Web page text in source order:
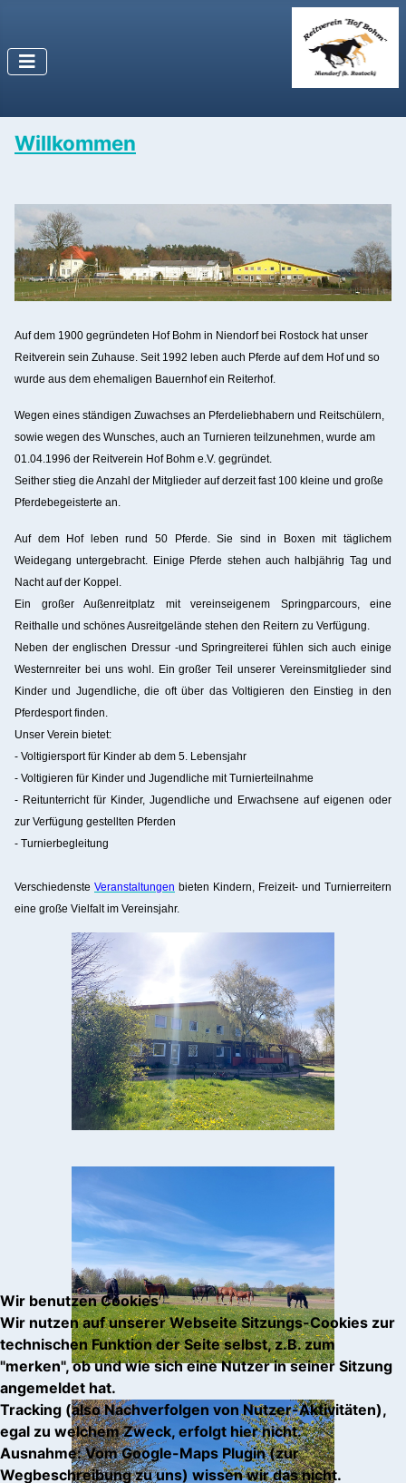
Willkommen
Auf dem 1900 gegründeten Hof Bohm in Niendorf bei Rostock hat unser
Reitverein sein Zuhause. Seit 1992 leben auch Pferde auf dem Hof und so
wurde aus dem ehemaligen Bauernhof ein Reiterhof.
Wegen eines ständigen Zuwachses an Pferdeliebhabern und Reitschülern,
sowie wegen des Wunsches, auch an Turnieren teilzunehmen, wurde am
01.04.1996 der Reitverein Hof Bohm e.V. gegründet.
Seither stieg die Anzahl der Mitglieder auf derzeit fast 100 kleine und große
Pferdebegeisterte an.
Auf dem Hof leben rund 50 Pferde. Sie sind in Boxen mit täglichem
Weidegang untergebracht. Einige Pferde stehen auch halbjährig Tag und
Nacht auf der Koppel.
Ein großer Außenreitplatz mit vereinseigenem Springparcours, eine
Reithalle und schönes Ausreitgelände stehen den Reitern zu Verfügung.
Neben der englischen Dressur -und Springreiterei fühlen sich auch einige
Westernreiter bei uns wohl. Ein großer Teil unserer Vereinsmitglieder sind
Kinder und Jugendliche, die oft über das Voltigieren den Einstieg in den
Pferdesport finden.
Unser Verein bietet:
- Voltigiersport für Kinder ab dem 5. Lebensjahr
- Voltigieren für Kinder und Jugendliche mit Turnierteilnahme
- Reitunterricht für Kinder, Jugendliche und Erwachsene auf eigenen oder
zur Verfügung gestellten Pferden
- Turnierbegleitung
Verschiedenste Veranstaltungen bieten Kindern, Freizeit- und Turnierreitern
eine große Vielfalt im Vereinsjahr.
Wir benutzen Cookies
Wir nutzen auf unserer Webseite Sitzungs-Cookies zur
technischen Funktion der Seite selbst, z.B. zum
"merken", ob und wie sich eine Nutzer in seiner Sitzung
angemeldet hat.
Tracking (also Nachverfolgen von Nutzer-Aktivitäten),
egal zu welchem Zweck, erfolgt hier nicht.
Ausnahme: Vom Google-Maps Plugin (zur
Wegbeschreibung zu uns) wissen wir das nicht.